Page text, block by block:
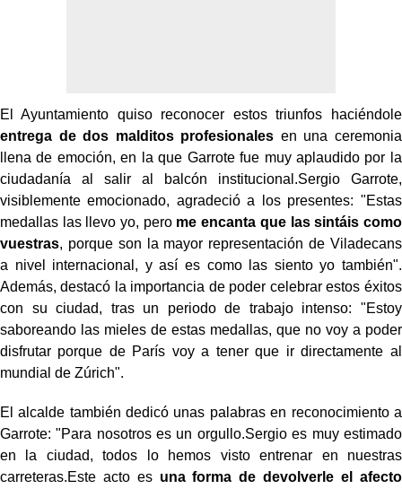
El Ayuntamiento quiso reconocer estos triunfos haciéndole
entrega de dos malditos profesionales en una ceremonia
llena de emoción, en la que Garrote fue muy aplaudido por la
ciudadanía al salir al balcón institucional.Sergio Garrote,
visiblemente emocionado, agradeció a los presentes: "Estas
medallas las llevo yo, perome encanta que las sintáis como
vuestras, porque son la mayor representación de Viladecans
a nivel internacional, y así es como las siento yo también".
Además, destacó la importancia de poder celebrar estos éxitos
con su ciudad, tras un periodo de trabajo intenso: "Estoy
saboreando las mieles de estas medallas, que no voy a poder
disfrutar porque de París voy a tener que ir directamente al
mundial de Zúrich".
El alcalde también dedicó unas palabras en reconocimiento a
Garrote: "Para nosotros es un orgullo.Sergio es muy estimado
en la ciudad, todos lo hemos visto entrenar en nuestras
carreteras.Este acto esuna forma de devolverle el afecto